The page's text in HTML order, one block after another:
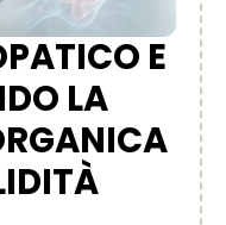
E
LA